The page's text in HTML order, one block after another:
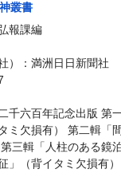
地図
叢書
報課編
）：満洲日日新聞社
千六百年記念出版 第
ミ欠損有） 第二輯「
三輯「人柱のある鏡
」（背イタミ欠損有